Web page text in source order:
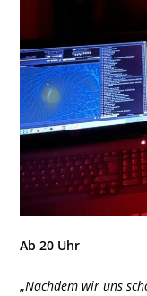
Ab 20 Uhr
„Nachdem wir uns